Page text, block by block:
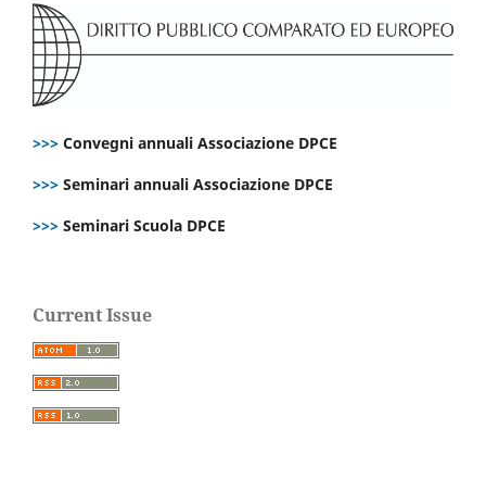
>>> Convegni annuali Associazione DPCE
>>> Seminari annuali Associazione DPCE
>>> Seminari Scuola DPCE
Current Issue